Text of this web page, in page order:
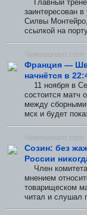
Главный
заинтересован
Силвы
ссылкой на
Чемпионат.com
Франция —
начнётся в
11 ноября в
состоится матч
между
мск и будет
Чемпионат.com
Созин: без
России
Член
мнением
товарищеском
читал и слушал